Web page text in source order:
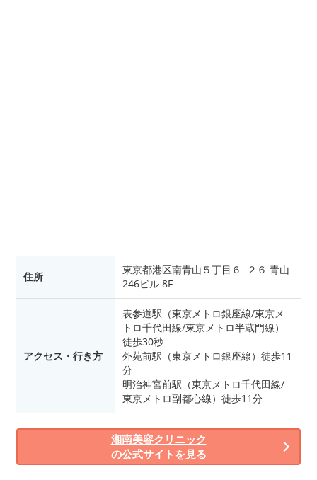
住所
東京都港区南青山５丁目６−２６ 青山
246ビル 8F
アクセス・行き方
表参道駅（東京メトロ銀座線/東京メ
トロ千代田線/東京メトロ半蔵門線）
徒歩30秒
外苑前駅（東京メトロ銀座線）徒歩11
分
明治神宮前駅（東京メトロ千代田線/
東京メトロ副都心線）徒歩11分
湘南美容クリニック
の公式サイトを見る